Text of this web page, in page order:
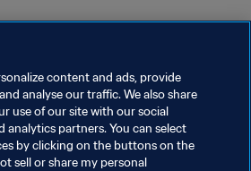
سياسة الخصوصية
شروط الخدمة
إدارة تفضيلات ملفات تعريف الارتباط
content and ads, provide
analyse our traffic. We also share
use of our site with our social
analytics partners. You can select
by clicking on the buttons on the
sell or share my personal